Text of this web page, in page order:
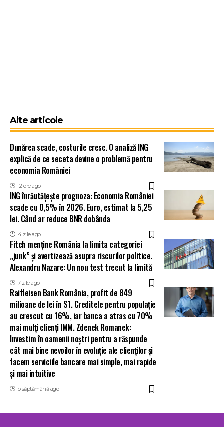
Alte articole
Dunărea scade, costurile cresc. O analiză ING
explică de ce seceta devine o problemă pentru
economia României
12 ore ago
ING înrăutățește prognoza: Economia României
scade cu 0,5% în 2026. Euro, estimat la 5,25
lei. Când ar reduce BNR dobânda
4 zile ago
Fitch menține România la limita categoriei
„junk” și avertizează asupra riscurilor politice.
Alexandru Nazare: Un nou test trecut la limită
7 zile ago
Raiffeisen Bank România, profit de 849
milioane de lei în S1. Creditele pentru populație
au crescut cu 16%, iar banca a atras cu 70%
mai mulți clienți IMM. Zdenek Romanek:
Investim în oamenii noștri pentru a răspunde
cât mai bine nevoilor în evoluție ale clienților și
facem serviciile bancare mai simple, mai rapide
și mai intuitive
o săptămână ago